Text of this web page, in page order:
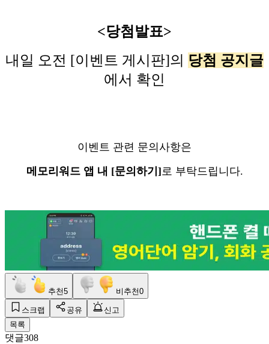
<당첨발표>
내일 오전 [이벤트 게시판]의 당첨 공지글
에서 확인
이벤트 관련 문의사항은
메모리워드 앱 내 [문의하기] 로 부탁드립니다.
추천5 비추천0
스크랩 공유
신고
목록
댓글308